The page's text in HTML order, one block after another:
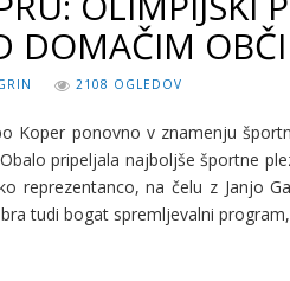
DOMAČIM
2108 OGLEDOV
Koper ponovno v znamenju
pripeljala najboljše športne
reprezentanco, na čelu z Janjo
tudi bogat spremljevalni